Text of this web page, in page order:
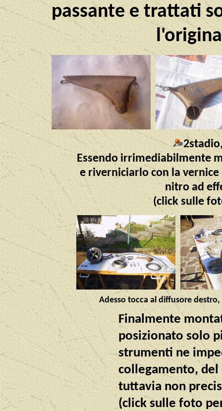
passante e trattati
Essendo irrimediabilmente
e riverniciarlo con la
nitro ad
(click sulle
Adesso tocca al diffusore
Finalmente
posizionato solo
strumenti ne
collegamento,
tuttavia non
(click sulle foto